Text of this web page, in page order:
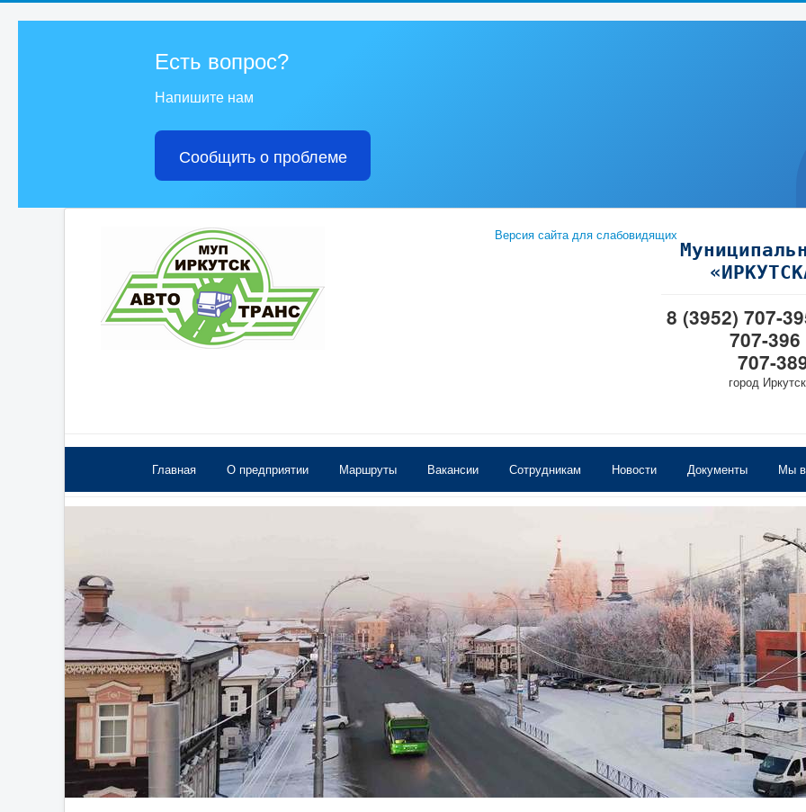
Есть вопрос?
Напишите нам
Сообщить о проблеме
Версия сайта для слабовидящих
8 (3952) 707-
707-
707-
город
Главная О предприятии Маршруты Вакансии Сотрудникам Новости Документы Мы